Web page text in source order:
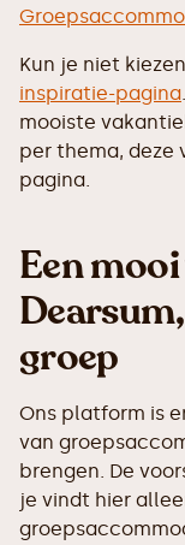
Kun je niet
inspiratie-pagina
mooiste
per thema, deze
pagina.
Een
groep
Ons platform is
van
brengen. De
je vindt hier